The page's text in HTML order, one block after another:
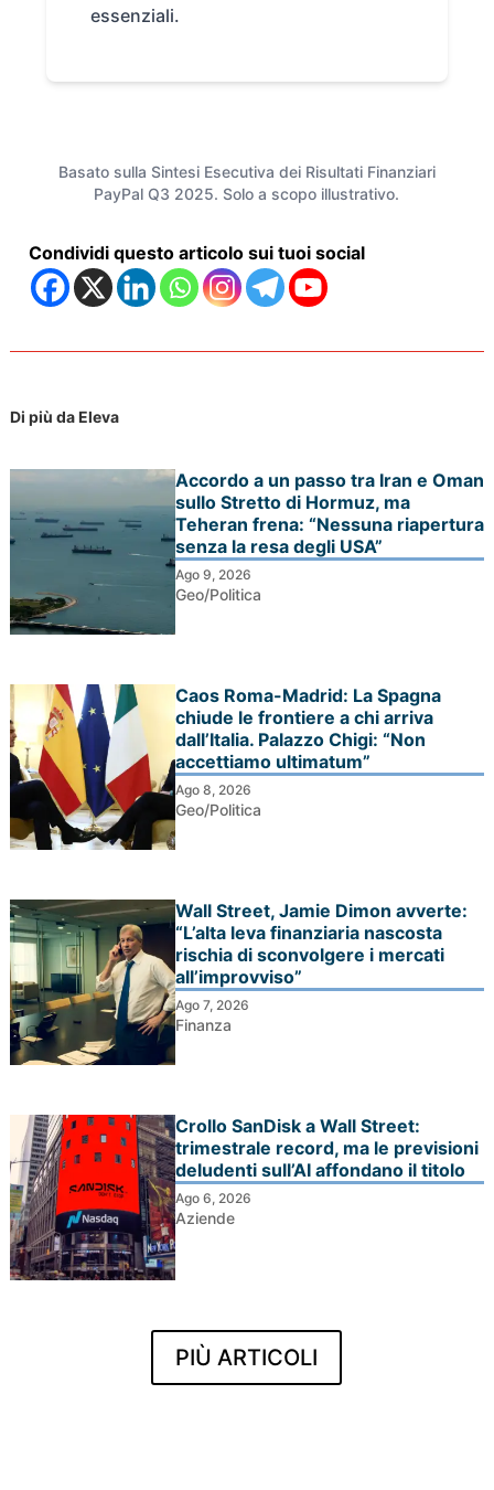
essenziali.
Basato sulla Sintesi Esecutiva dei Risultati Finanziari
PayPal Q3 2025. Solo a scopo illustrativo.
Condividi questo articolo sui tuoi social
Di più da Eleva
Accordo a un passo tra Iran e Oman
sullo Stretto di Hormuz, ma
Teheran frena: “Nessuna riapertura
senza la resa degli USA”
Ago 9, 2026
Geo/Politica
Caos Roma-Madrid: La Spagna
chiude le frontiere a chi arriva
dall’Italia. Palazzo Chigi: “Non
accettiamo ultimatum”
Ago 8, 2026
Geo/Politica
Wall Street, Jamie Dimon avverte:
“L’alta leva finanziaria nascosta
rischia di sconvolgere i mercati
all’improvviso”
Ago 7, 2026
Finanza
Crollo SanDisk a Wall Street:
trimestrale record, ma le previsioni
deludenti sull’AI affondano il titolo
Ago 6, 2026
Aziende
PIÙ ARTICOLI